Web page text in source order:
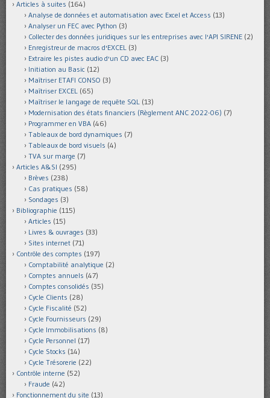
Articles à suites (164)
Analyse de données et automatisation avec Excel et Access (13)
Analyser un FEC avec Python (3)
Collecter des données juridiques sur les entreprises avec l'API SIRENE (2)
Enregistreur de macros d'EXCEL (3)
Extraire les pistes audio d'un CD avec EAC (3)
Initiation au Basic (12)
Maîtriser ETAFI CONSO (3)
Maîtriser EXCEL (65)
Maîtriser le langage de requête SQL (13)
Modernisation des états financiers (Règlement ANC 2022-06) (7)
Programmer en VBA (46)
Tableaux de bord dynamiques (7)
Tableaux de bord visuels (4)
TVA sur marge (7)
Articles A&SI (295)
Brèves (238)
Cas pratiques (58)
Sondages (3)
Bibliographie (115)
Articles (15)
Livres & ouvrages (33)
Sites internet (71)
Contrôle des comptes (197)
Comptabilité analytique (2)
Comptes annuels (47)
Comptes consolidés (35)
Cycle Clients (28)
Cycle Fiscalité (52)
Cycle Fournisseurs (29)
Cycle Immobilisations (8)
Cycle Personnel (17)
Cycle Stocks (14)
Cycle Trésorerie (22)
Contrôle interne (52)
Fraude (42)
Fonctionnement du site (13)